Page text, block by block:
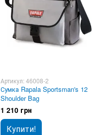
Артикул: 46008-2
Сумка Rapala Sportsman's 12
Shoulder Bag
1 210 грн
Купити!